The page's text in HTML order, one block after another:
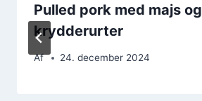
Pulled pork med majs og
krydderurter
Af 24. december 2024